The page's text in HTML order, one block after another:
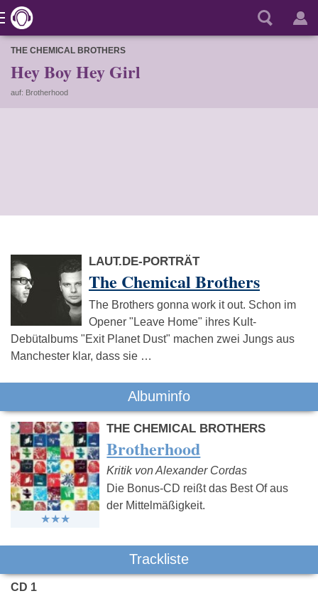
THE CHEMICAL BROTHERS
Hey Boy Hey Girl
auf: Brotherhood
LAUT.DE-PORTRÄT
The Chemical Brothers
The Brothers gonna work it out. Schon im
Opener "Leave Home" ihres Kult-
Debütalbums "Exit Planet Dust" machen zwei Jungs aus
Manchester klar, dass sie …
Albuminfo
THE CHEMICAL BROTHERS
Brotherhood
Kritik von Alexander Cordas
Die Bonus-CD reißt das Best Of aus
der Mittelmäßigkeit.
Trackliste
CD 1